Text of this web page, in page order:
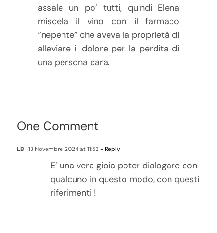
assale un po’ tutti, quindi Elena
miscela il vino con il farmaco
“nepente” che aveva la proprietà di
alleviare il dolore per la perdita di
una persona cara.
One Comment
LB 13 Novembre 2024 at 11:53- Reply
E’ una vera gioia poter dialogare con
qualcuno in questo modo, con questi
riferimenti !